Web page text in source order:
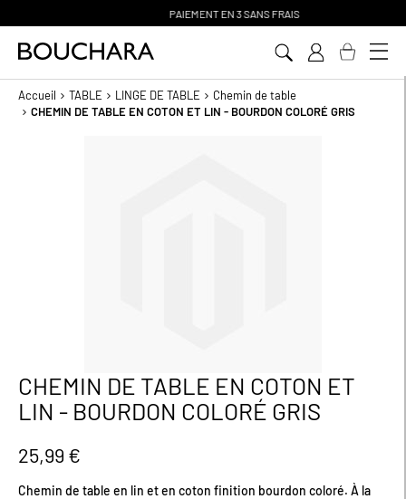
PAIEMENT EN 3 SANS FRAIS
Accueil TABLE LINGE DE TABLE
Chemin de table
CHEMIN DE TABLE EN COTON ET LIN - BOURDON COLORÉ GRIS
Passer
au
début
la
Galerie
d’images
CHEMIN DE TABLE EN COTON ET
LIN - BOURDON COLORÉ GRIS
25,99 €
Chemin de table en lin et en coton finition bourdon coloré. À la